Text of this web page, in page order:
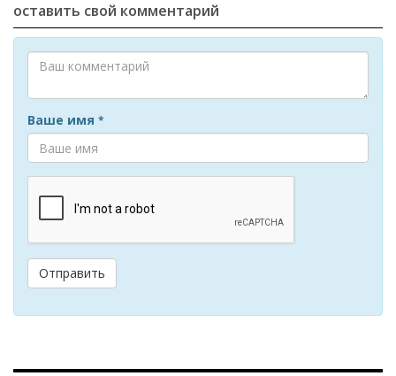
оставить свой комментарий
Ваше имя *
Отправить